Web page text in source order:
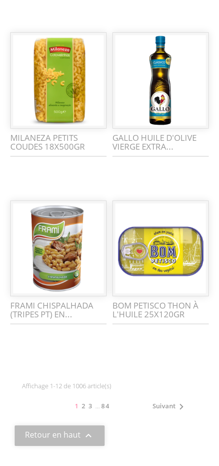
MILANEZA PETITS
COUDES 18X500GR
GALLO HUILE D'OLIVE
VIERGE EXTRA...
FRAMI CHISPALHADA
(TRIPES PT) EN...
BOM PETISCO THON À
L'HUILE 25X120GR
Affichage 1-12 de 1006 article(s)
1 2 3 … 84 Suivant 
Retour en haut 